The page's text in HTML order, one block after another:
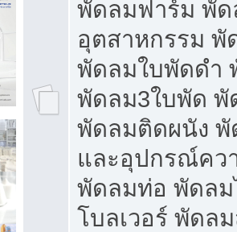
พัดลมฟาร์ม พัด
อุตสาหกรรม
พัดลมใบพัดดำ
พัดลม3ใบพัด พั
พัดลมติดผนัง
และอุปกรณ์คว
พัดลมท่อ พัดลม
โบลเวอร์ พัดล